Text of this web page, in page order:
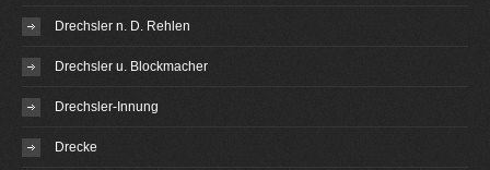
Drechsler n. D. Rehlen
Drechsler u. Blockmacher
Drechsler-Innung
Drecke